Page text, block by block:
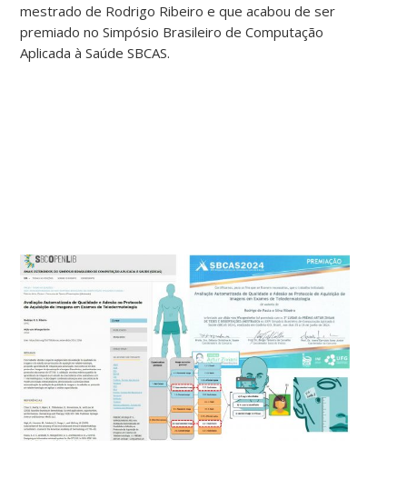
mestrado de Rodrigo Ribeiro e que acabou de ser
premiado no Simpósio Brasileiro de Computação
Aplicada à Saúde SBCAS.